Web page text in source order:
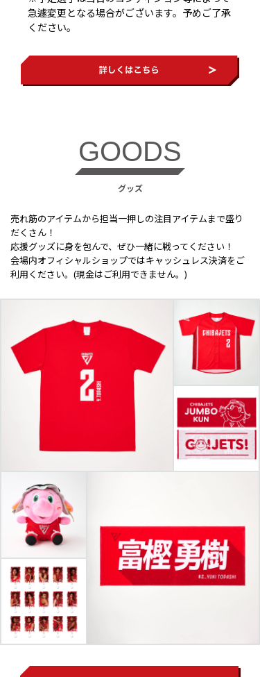
急遽変更となる場合がございます。予めご了承
ください。
GOODS
グッズ
売れ筋のアイテムから担当一押しの注目アイテムまで盛り
だくさん！
応援グッズに身を包んで、ぜひ一緒に戦ってください！
会場内オフィシャルショップではキャッシュレス決済をご
利用ください。(現金はご利用できません。)